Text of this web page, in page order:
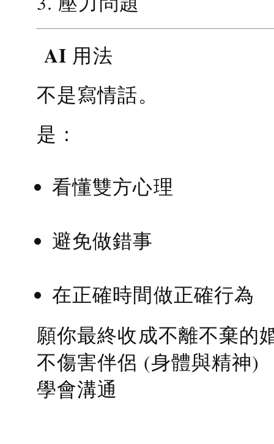
AI 用法
不是寫情話。
是：
看懂雙方心理
避免做錯事
在正確時間做正確行為
願你最終收成不離不棄的
不傷害伴侶 (身體與精神)
學會溝通